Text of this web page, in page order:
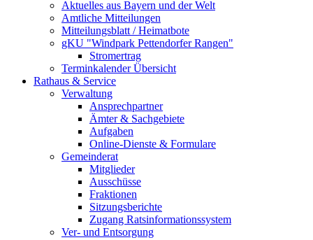
Aktuelles aus Bayern und der Welt
Amtliche Mitteilungen
Mitteilungsblatt / Heimatbote
gKU "Windpark Pettendorfer Rangen"
Stromertrag
Terminkalender Übersicht
Rathaus & Service
Verwaltung
Ansprechpartner
Ämter & Sachgebiete
Aufgaben
Online-Dienste & Formulare
Gemeinderat
Mitglieder
Ausschüsse
Fraktionen
Sitzungsberichte
Zugang Ratsinformationssystem
Ver- und Entsorgung